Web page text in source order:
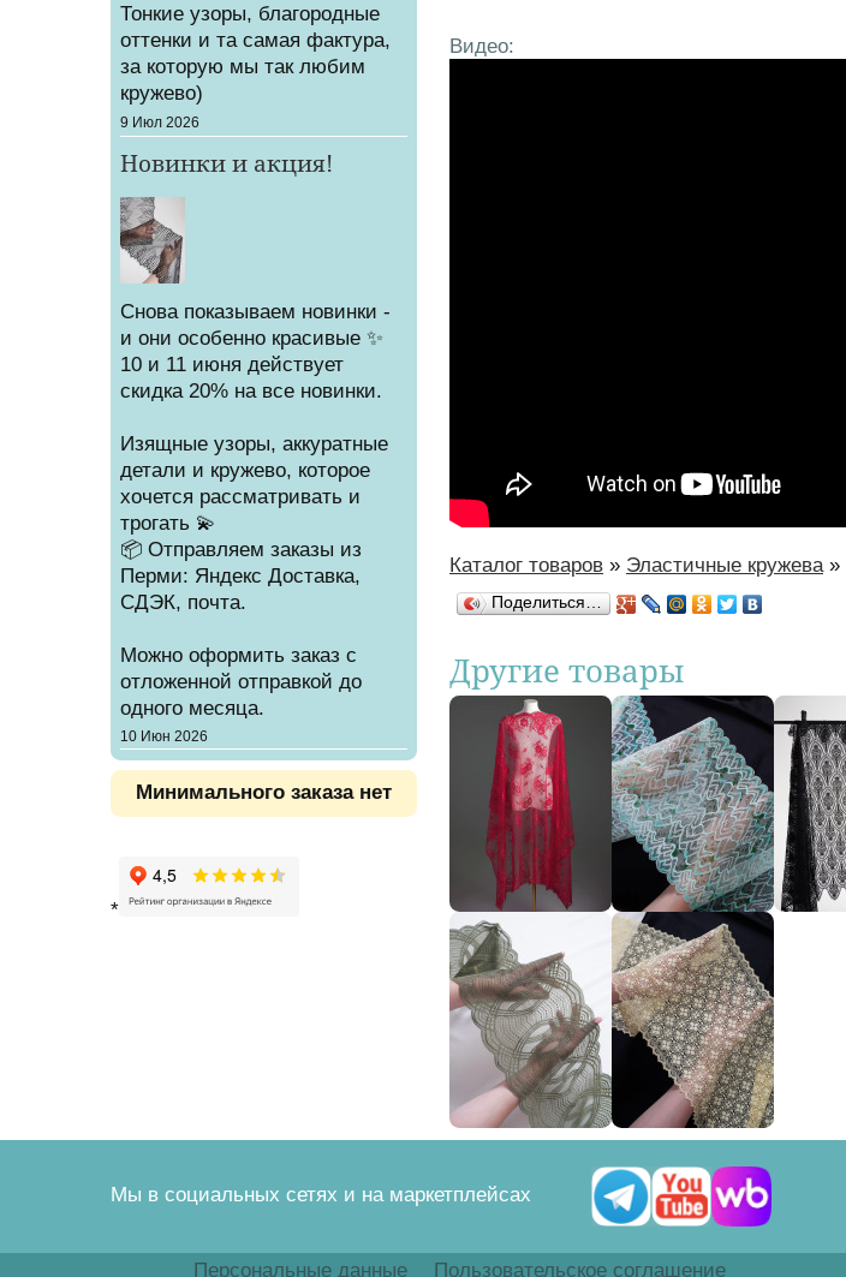
Видео:
Вы здесь
Каталог товаров » Эластичные кружева»
Поделиться…
Другие товары
Тонкие узоры, благородные
оттенки и та самая фактура,
за которую мы так любим
кружево)
Создано
9 Июл 2026
Новинки и акция!
Снова показываем новинки -
и они особенно красивые ✨
10 и 11 июня действует
скидка 20% на все новинки.
Изящные узоры, аккуратные
детали и кружево, которое
хочется рассматривать и
трогать 💫
📦 Отправляем заказы из
Перми: Яндекс Доставка,
СДЭК, почта.
Можно оформить заказ с
отложенной отправкой до
одного месяца.
Создано
10 Июн 2026
Минимального заказа нет
*
Мы в социальных сетях и на маркетплейсах
Персональные данные Пользовательское соглашение